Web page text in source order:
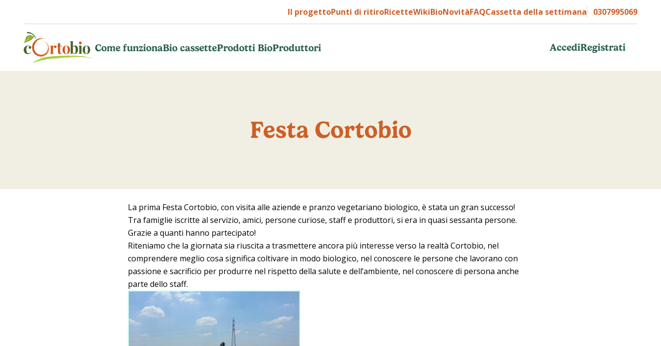
Come funzionaBio cassetteProdotti BioProduttori
Il progettoPunti di ritiroRicetteWikiBioNovitàFAQCassetta della settimana 0307995069
AccediRegistrati
Festa Cortobio
La prima Festa Cortobio, con visita alle aziende e pranzo vegetariano biologico, è stata un gran successo!
Tra famiglie iscritte al servizio, amici, persone curiose, staff e produttori, si era in quasi sessanta persone.
Grazie a quanti hanno partecipato!
Riteniamo che la giornata sia riuscita a trasmettere ancora più interesse verso la realtà Cortobio, nel
comprendere meglio cosa significa coltivare in modo biologico, nel conoscere le persone che lavorano con
passione e sacrificio per produrre nel rispetto della salute e dell’ambiente, nel conoscere di persona anche
parte dello staff.